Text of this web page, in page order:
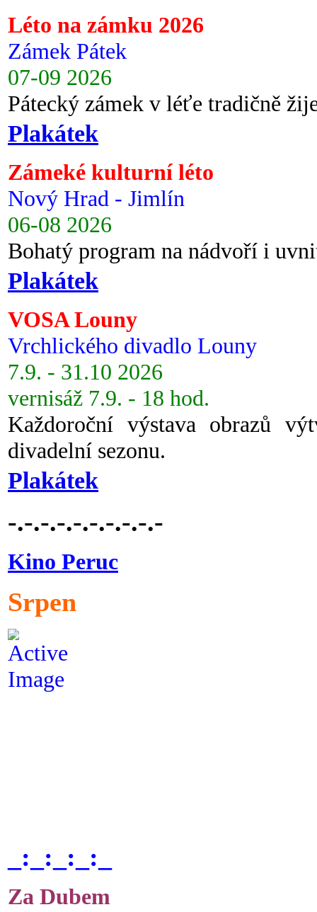
Léto na zámku 2026
Zámek Pátek
07-09 2026
Pátecký zámek v léťe tradičně
Plakátek
Zámeké kulturní léto
Nový Hrad - Jimlín
06-08 2026
Bohatý program na nádvoří i
Plakátek
VOSA Louny
Vrchlického divadlo Louny
7.9. - 31.10 2026
vernisáž 7.9. - 18 hod.
Každoroční výstava obrazů
divadelní sezonu.
Plakátek
-.-.-.-.-.-.-.-.-.-
Kino Peruc
Srpen
_:_:_:_:_
Za Dubem